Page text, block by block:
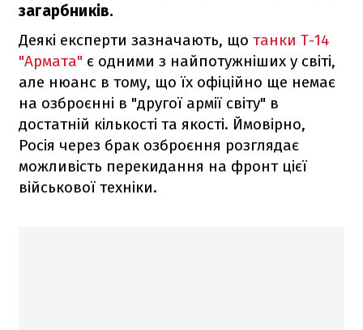
загарбників.
Деякі експерти зазначають, що танки Т-14
"Армата" є одними з найпотужніших у світі,
але нюанс в тому, що їх офіційно ще немає
на озброєнні в "другої армії світу" в
достатній кількості та якості. Ймовірно,
Росія через брак озброєння розглядає
можливість перекидання на фронт цієї
військової техніки.